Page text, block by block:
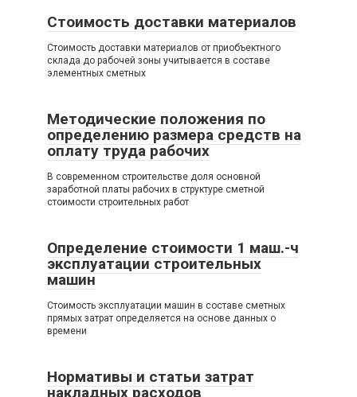
Стоимость доставки материалов
Стоимость доставки материалов от приобъектного
склада до рабочей зоны учитывается в составе
элементных сметных
Методические положения по
определению размера средств на
оплату труда рабочих
В современном строительстве доля основной
заработной платы рабочих в структуре сметной
стоимости строительных работ
Определение стоимости 1 маш.-ч
эксплуатации строительных
машин
Стоимость эксплуатации машин в составе сметных
прямых затрат определяется на основе данных о
времени
Нормативы и статьи затрат
накладных расходов